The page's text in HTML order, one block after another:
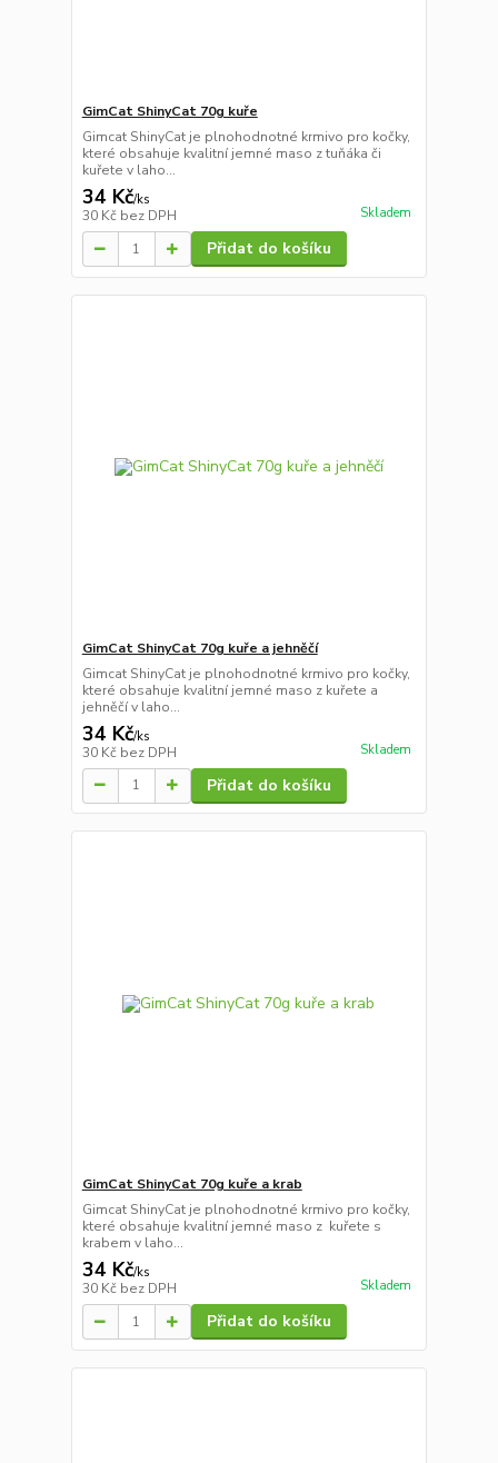
GimCat ShinyCat 70g kuře
Gimcat ShinyCat je plnohodnotné krmivo pro kočky,
které obsahuje kvalitní jemné maso z tuňáka či
kuřete v laho...
34 Kč/ks
30 Kč bez DPH Skladem
Přidat do košíku
GimCat ShinyCat 70g kuře a jehněčí
Gimcat ShinyCat je plnohodnotné krmivo pro kočky,
které obsahuje kvalitní jemné maso z kuřete a
jehněčí v laho...
34 Kč/ks
30 Kč bez DPH Skladem
Přidat do košíku
GimCat ShinyCat 70g kuře a krab
Gimcat ShinyCat je plnohodnotné krmivo pro kočky,
které obsahuje kvalitní jemné maso z kuřete s
krabem v laho...
34 Kč/ks
30 Kč bez DPH Skladem
Přidat do košíku